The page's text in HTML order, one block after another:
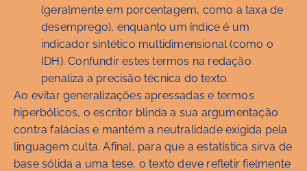
(geralmente em porcentagem, como a taxa de
desemprego), enquanto um índice é um
indicador sintético multidimensional (como o
IDH). Confundir estes termos na redação
penaliza a precisão técnica do texto.
Ao evitar generalizações apressadas e termos
hiperbólicos, o escritor blinda a sua argumentação
contra falácias e mantém a neutralidade exigida pela
linguagem culta. Afinal, para que a estatística sirva de
base sólida a uma tese, o texto deve refletir fielmente